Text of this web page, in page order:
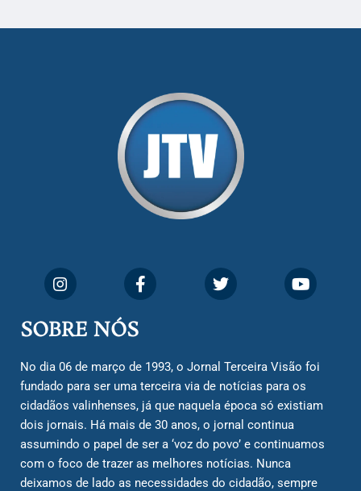
SOBRE NÓS
No dia 06 de março de 1993, o Jornal Terceira Visão foi
fundado para ser uma terceira via de notícias para os
cidadãos valinhenses, já que naquela época só existiam
dois jornais. Há mais de 30 anos, o jornal continua
assumindo o papel de ser a ‘voz do povo’ e continuamos
com o foco de trazer as melhores notícias. Nunca
deixamos de lado as necessidades do cidadão, sempre